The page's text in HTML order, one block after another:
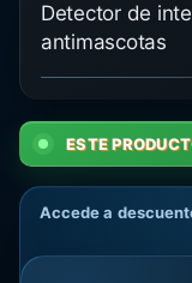
Detector de
antimascotas
ESTE
Accede a